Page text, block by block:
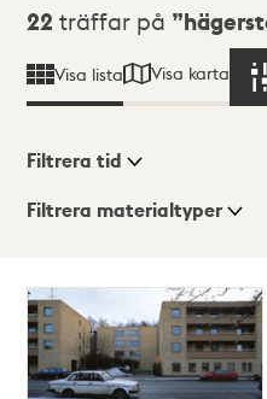
Sökresultat
22 träffar på
Visa lista Visa karta
Visningsläge
ListaKarta
Filtrera tid
Filtrera materialtyper
träffar